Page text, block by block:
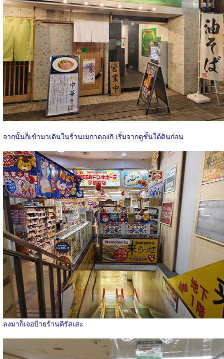
จากนั้นก็เข้ามาเดินในร้านเมกาดองกิ เริ่มจากดูชั้นใต้ดินก่อน
ลงมาก็เจอป้ายร้านคิรัสเสะ